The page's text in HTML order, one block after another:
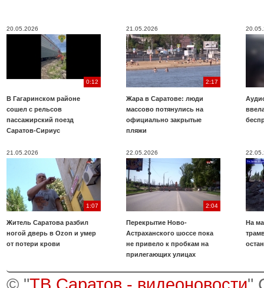
20.05.2026
0:12
В Гагаринском районе
сошел с рельсов
пассажирский поезд
Саратов-Сириус
21.05.2026
2:17
Жара в Саратове: люди
массово потянулись на
официально закрытые
пляжи
21.05.2026
1:07
Житель Саратова разбил
ногой дверь в Ozon и умер
от потери крови
22.05.2026
2:04
Перекрытие Ново-
Астраханского шоссе пока
не привело к пробкам на
прилегающих улицах
На